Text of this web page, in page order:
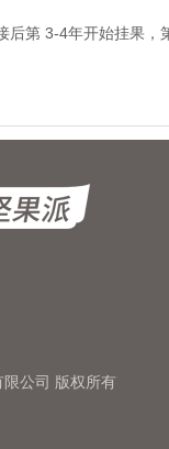
后第 3-4年开始挂果，
公司 版权所有